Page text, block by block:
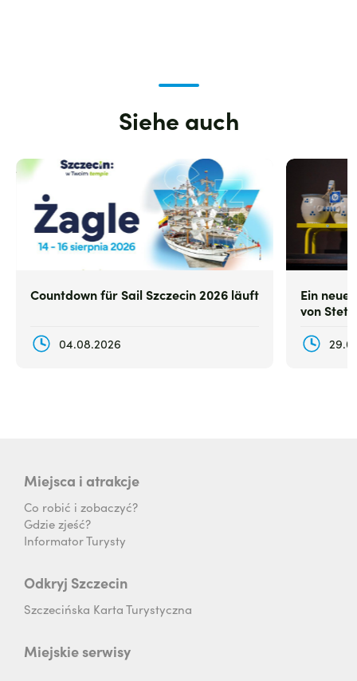
Siehe auch
Zdjęcie
Countdown für Sail Szczecin 2026 läuft
04.08.2026
Zdjęcie
Ein
von
wieder
Miejsca i atrakcje
Co robić i zobaczyć?
Gdzie zjeść?
Informator Turysty
Odkryj Szczecin
Szczecińska Karta Turystyczna
Miejskie serwisy